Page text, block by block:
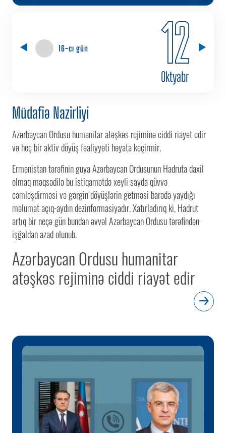
16-cı gün 12
Oktyabr
Müdafiə Nazirliyi
Azərbaycan Ordusu humanitar
atəşkəs rejiminə ciddi riayət edir
Ermənistan tərəfinin guya Azərbaycan Ordusunun Hadruta daxil
olmaq məqsədilə bu istiqamətdə xeyli sayda qüvvə
cəmləşdirməsi və gərgin döyüşlərin getməsi barədə yaydığı
məlumat açıq-aydın dezinformasiyadır. Xatırladırıq ki, Hadrut
artıq bir neçə gün bundan əvvəl Azərbaycan Ordusu tərəfindən
işğaldan azad olunub.
Azərbaycan Ordusu humanitar atəşkəs rejiminə ciddi riayət edir
və heç bir aktiv döyüş fəaliyyəti həyata keçirmir.